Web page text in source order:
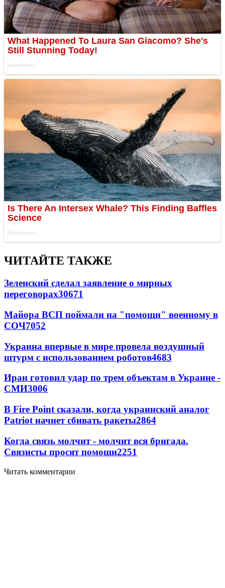
ЧИТАЙТЕ ТАКЖЕ
Зеленский сделал заявление о мирных
переговорах30671
Майора ВСП поймали на "помощи" военному в
СОЧ7052
Украина впервые в мире провела воздушный
штурм с использованием роботов4683
Иран готовил удар по трем объектам в Украине -
СМИ3006
В Fire Point сказали, когда украинский аналог
Patriot начнет сбивать ракеты2864
Когда связь молчит - молчит вся бригада.
Связисты просят помощи2251
Читать комментарии